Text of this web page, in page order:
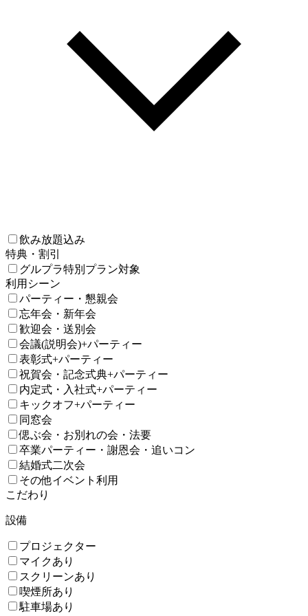
飲み放題込み
特典・割引
グルプラ特別プラン対象
利用シーン
パーティー・懇親会
忘年会・新年会
歓迎会・送別会
会議(説明会)+パーティー
表彰式+パーティー
祝賀会・記念式典+パーティー
内定式・入社式+パーティー
キックオフ+パーティー
同窓会
偲ぶ会・お別れの会・法要
卒業パーティー・謝恩会・追いコン
結婚式二次会
その他イベント利用
こだわり
設備
プロジェクター
マイクあり
スクリーンあり
喫煙所あり
駐車場あり